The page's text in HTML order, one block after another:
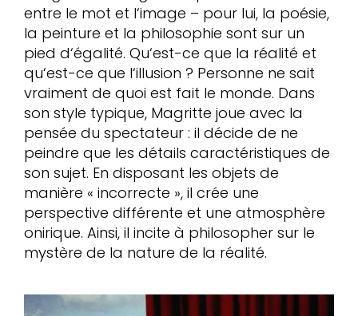
entre le mot et l‘image – pour lui, la poésie,
la peinture et la philosophie sont sur un
pied d‘égalité. Qu‘est-ce que la réalité et
qu‘est-ce que l‘illusion ? Personne ne sait
vraiment de quoi est fait le monde. Dans
son style typique, Magritte joue avec la
pensée du spectateur : il décide de ne
peindre que les détails caractéristiques de
son sujet. En disposant les objets de
manière « incorrecte », il crée une
perspective différente et une atmosphère
onirique. Ainsi, il incite à philosopher sur le
mystère de la nature de la réalité.